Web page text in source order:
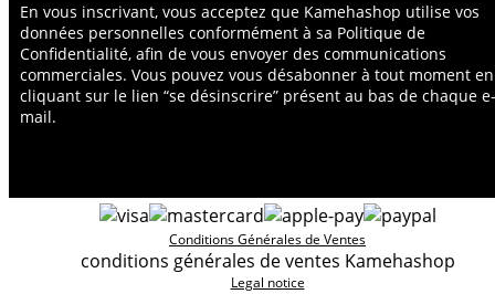
En vous inscrivant, vous acceptez que Kamehashop utilise vos
données personnelles conformément à sa Politique de
Confidentialité, afin de vous envoyer des communications
commerciales. Vous pouvez vous désabonner à tout moment en
cliquant sur le lien “se désinscrire” présent au bas de chaque e-
mail.
Conditions Générales de Ventes
conditions générales de ventes Kamehashop
Legal notice